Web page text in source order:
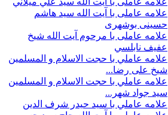
علامه عاملی با آيت الله سید هاشم
حسینی بوشهری
علامه عاملی با مرحوم آيت الله شيخ
عفيف نابلسي
علامه عاملي با حجت الاسلام و المسلمین
شیخ علی رضا...
علامه عاملي با حجت الاسلام و المسلمین
سید جواد شهر...
علامه عاملي با سيد حیدر شرف الدين